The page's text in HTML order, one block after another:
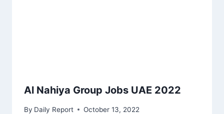
Al Nahiya Group Jobs UAE 2022
By Daily Report October 13, 2022